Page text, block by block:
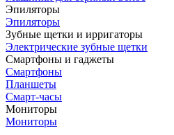
Эпиляторы
Эпиляторы
Зубные щетки и ирригаторы
Электрические зубные щетки
Смартфоны и гаджеты
Смартфоны
Планшеты
Смарт-часы
Мониторы
Мониторы